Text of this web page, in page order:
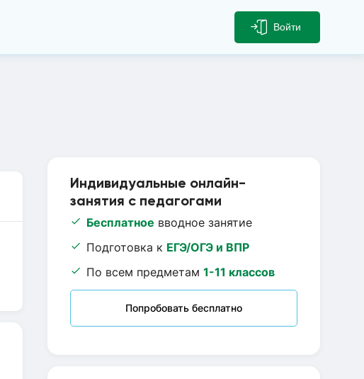
Войти
Индивидуальные онлайн-
занятия с педагогами
Бесплатное вводное занятие
Подготовка к ЕГЭ/ОГЭ и ВПР
По всем предметам 1-11 классов
Попробовать бесплатно